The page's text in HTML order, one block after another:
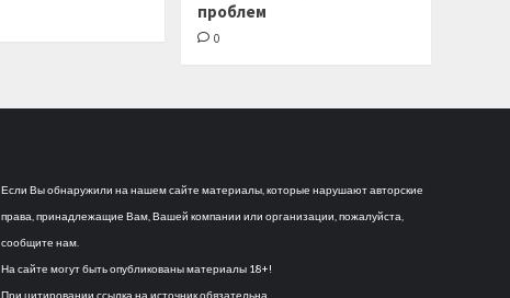
проблем
0
Если Вы обнаружили на нашем сайте материалы, которые нарушают авторские
права, принадлежащие Вам, Вашей компании или организации, пожалуйста,
сообщите нам.
На сайте могут быть опубликованы материалы 18+!
При цитировании ссылка на источник обязательна.